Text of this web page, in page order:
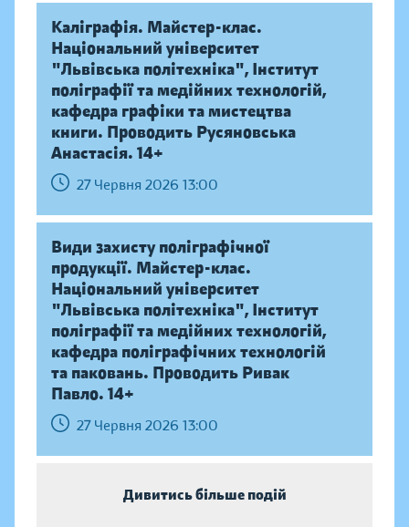
Каліграфія. Майстер-клас.
Національний університет
"Львівська політехніка", Інститут
поліграфії та медійних технологій,
кафедра графіки та мистецтва
книги. Проводить Русяновська
Анастасія. 14+
27 Червня 2026 13:00
Види захисту поліграфічної
продукції. Майстер-клас.
Національний університет
"Львівська політехніка", Інститут
поліграфії та медійних технологій,
кафедра поліграфічних технологій
та паковань. Проводить Ривак
Павло. 14+
27 Червня 2026 13:00
Дивитись більше подій